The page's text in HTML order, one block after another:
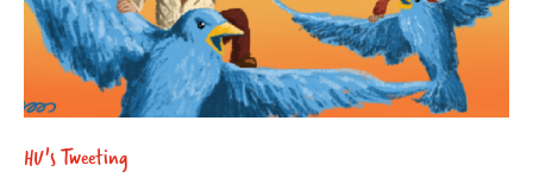
HU's Tweeting